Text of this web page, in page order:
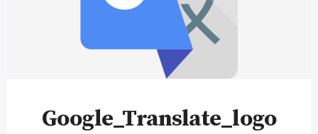
Google_Translate_logo